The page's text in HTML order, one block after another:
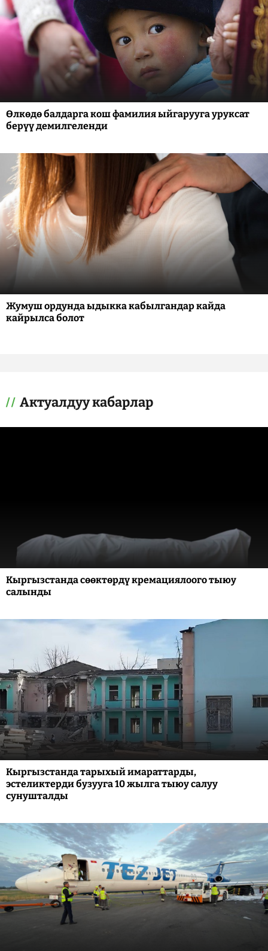
Өлкөдө балдарга кош фамилия ыйгарууга уруксат
берүү демилгеленди
Жумуш ордунда ыдыкка кабылгандар кайда
кайрылса болот
Актуалдуу кабарлар
Кыргызстанда сөөктөрдү кремациялоого тыюу
салынды
Кыргызстанда тарыхый имараттарды,
эстеликтерди бузууга 10 жылга тыюу салуу
сунушталды